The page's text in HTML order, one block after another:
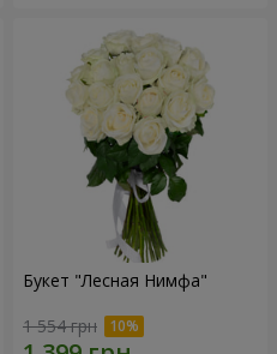
Букет "Лесная Нимфа"
1 554 грн